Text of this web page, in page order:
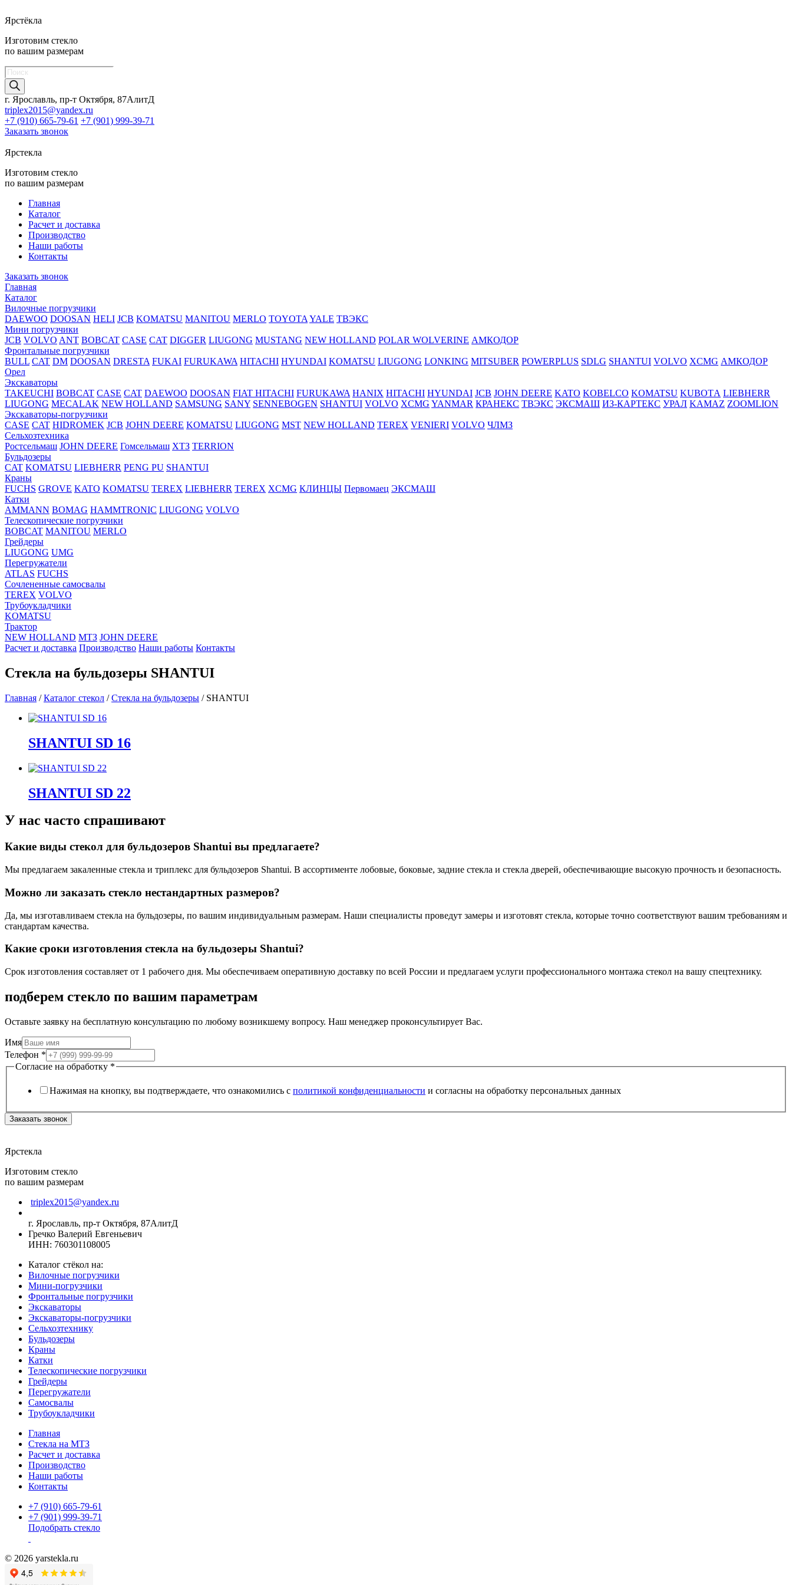
Ярстёкла
Изготовим стекло
по вашим размерам
Поиск
товаров
г. Ярославль, пр-т Октября, 87АлитД
triplex2015@yandex.ru
+7 (910) 665-79-61 +7 (901) 999-39-71
Заказать звонок
Ярстекла
Изготовим стекло
по вашим размерам
Главная
Каталог
Расчет и доставка
Производство
Наши работы
Контакты
Заказать звонок
Главная
Каталог
Вилочные погрузчики
DAEWOO DOOSAN HELI JCB KOMATSU MANITOU MERLO TOYOTA YALE ТВЭКС
Мини погрузчики
JCB VOLVO ANT BOBCAT CASE CAT DIGGER LIUGONG MUSTANG NEW HOLLAND POLAR WOLVERINE АМКОДОР
Фронтальные погрузчики
BULL CAT DM DOOSAN DRESTA FUKAI FURUKAWA HITACHI HYUNDAI KOMATSU LIUGONG LONKING MITSUBER POWERPLUS SDLG SHANTUI VOLVO XCMG АМКОДОР
Орел
Экскаваторы
TAKEUCHI BOBCAT CASE CAT DAEWOO DOOSAN FIAT HITACHI FURUKAWA HANIX HITACHI HYUNDAI JCB JOHN DEERE KATO KOBELCO KOMATSU KUBOTА LIEBHERR
LIUGONG MECALAK NEW HOLLAND SAMSUNG SANY SENNEBOGEN SHANTUI VOLVO XCMG YANMAR КРАНЕКС ТВЭКС ЭКСМАШ ИЗ-КАРТЕКС УРАЛ KAMAZ ZOOMLION
Экскаваторы-погрузчики
CASE CAT HIDROМEK JCB JOHN DEERE KOMATSU LIUGONG MST NEW HOLLAND TEREX VENIERI VOLVO ЧЛМЗ
Сельхозтехника
Ростсельмаш JOHN DEERE Гомсельмаш ХТЗ TERRION
Бульдозеры
CAT KOMATSU LIEBHERR PENG PU SHANTUI
Краны
FUCHS GROVE KATO KOMATSU TEREX LIEBHERR TEREX XCMG КЛИНЦЫ Первомаец ЭКСМАШ
Катки
AMMANN BOMAG HAMMTRONIC LIUGONG VOLVO
Телескопические погрузчики
BOBCAT MANITOU MERLO
Грейдеры
LIUGONG UMG
Перегружатели
ATLAS FUCHS
Сочлененные самосвалы
TEREX VOLVO
Трубоукладчики
KOMATSU
Трактор
NEW HOLLAND МТЗ JOHN DEERE
Расчет и доставка Производство Наши работы Контакты
Стекла на бульдозеры SHANTUI
Главная /Каталог стекол /Стекла на бульдозеры / SHANTUI
SHANTUI SD 16
SHANTUI SD 22
У нас часто спрашивают
Какие виды стекол для бульдозеров Shantui вы предлагаете?
Мы предлагаем закаленные стекла и триплекс для бульдозеров Shantui. В ассортименте лобовые, боковые, задние стекла и стекла дверей, обеспечивающие высокую прочность и безопасность.
Можно ли заказать стекло нестандартных размеров?
Да, мы изготавливаем стекла на бульдозеры, по вашим индивидуальным размерам. Наши специалисты проведут замеры и изготовят стекла, которые точно соответствуют вашим требованиям и
стандартам качества.
Какие сроки изготовления стекла на бульдозеры Shantui?
Срок изготовления составляет от 1 рабочего дня. Мы обеспечиваем оперативную доставку по всей России и предлагаем услуги профессионального монтажа стекол на вашу спецтехнику.
подберем стекло по вашим параметрам
Оставьте заявку на бесплатную консультацию по любому возникшему вопросу. Наш менеджер проконсультирует Вас.
Имя
Телефон *
Согласие на обработку *
Нажимая на кнопку, вы подтверждаете, что ознакомились с политикой конфиденциальности и согласны на обработку персональных данных
Заказать звонок
Ярстекла
Изготовим стекло
по вашим размерам
triplex2015@yandex.ru
г. Ярославль, пр-т Октября, 87АлитД
Гречко Валерий Евгеньевич
ИНН: 760301108005
Каталог стёкол на:
Вилочные погрузчики
Мини-погрузчики
Фронтальные погрузчики
Экскаваторы
Экскаваторы-погрузчики
Сельхозтехнику
Бульдозеры
Краны
Катки
Телескопические погрузчики
Грейдеры
Перегружатели
Самосвалы
Трубоукладчики
Главная
Стекла на МТЗ
Расчет и доставка
Производство
Наши работы
Контакты
+7 (910) 665-79-61
+7 (901) 999-39-71
Подобрать стекло
© 2026 yarstekla.ru